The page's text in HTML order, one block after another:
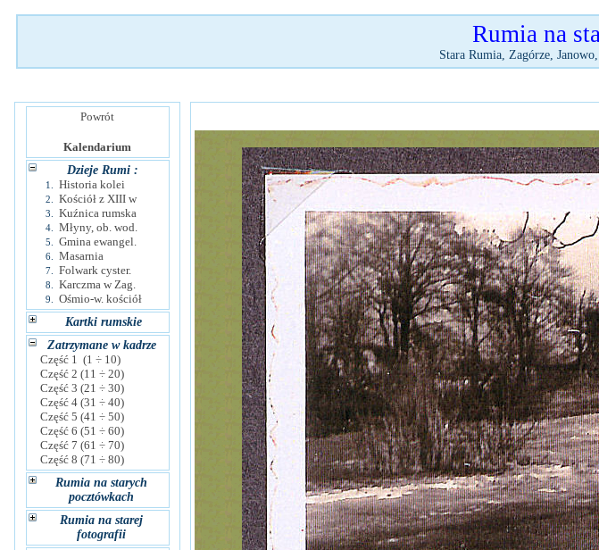
Rumia na
Stara Rumia, Zagórze,
Powrót
Kalendarium
Dzieje Rumi :
1. Historia kolei
2. Kościół z XIII w
3. Kuźnica rumska
4. Młyny, ob. wod.
5. Gmina ewangel.
6. Masarnia
7. Folwark cyster.
8. Karczma w Zag.
9.
Ośmio-w. kościół
Kartki rumskie
Zatrzymane w kadrze
Część 1 (1 ÷ 10)
Część 2 (11 ÷ 20)
Część 3 (21 ÷ 30)
Część 4 (31 ÷ 40)
Część 5 (41 ÷ 50)
Część 6 (51 ÷ 60)
Część 7 (61 ÷ 70)
Część 8 (71 ÷ 80)
Rumia na starych
pocztówkach
Rumia na starej
fotografii